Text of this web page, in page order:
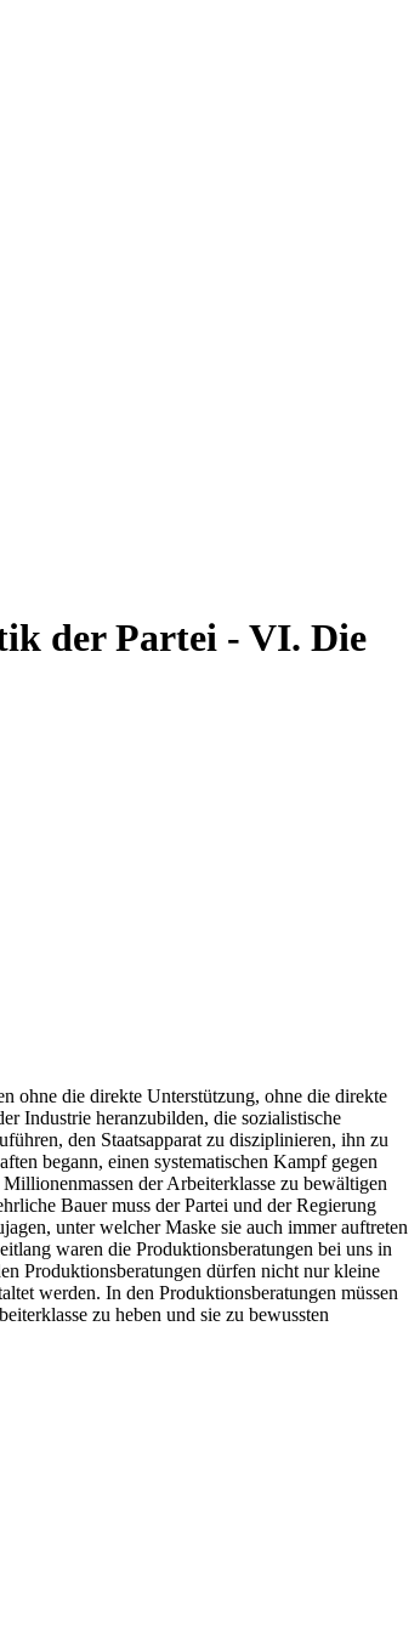
der Partei - VI. Die
ohne die direkte Unterstützung, ohne die direkte
Industrie heranzubilden, die sozialistische
den Staatsapparat zu disziplinieren, ihn zu
begann, einen systematischen Kampf gegen
der Arbeiterklasse zu bewältigen
Bauer muss der Partei und der Regierung
unter welcher Maske sie auch immer auftreten
waren die Produktionsberatungen bei uns in
Produktionsberatungen dürfen nicht nur kleine
werden. In den Produktionsberatungen müssen
zu heben und sie zu bewussten